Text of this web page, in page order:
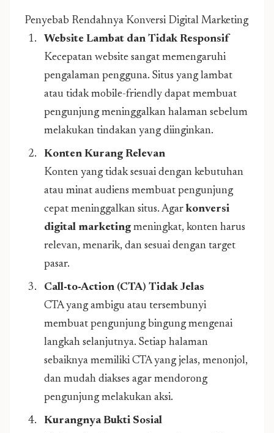
Penyebab Rendahnya Konversi Digital Marketing
Website Lambat dan Tidak Responsif
Kecepatan website sangat memengaruhi
pengalaman pengguna. Situs yang lambat
atau tidak mobile-friendly dapat membuat
pengunjung meninggalkan halaman sebelum
melakukan tindakan yang diinginkan.
Konten Kurang Relevan
Konten yang tidak sesuai dengan kebutuhan
atau minat audiens membuat pengunjung
cepat meninggalkan situs. Agar konversi
digital marketing meningkat, konten harus
relevan, menarik, dan sesuai dengan target
pasar.
Call-to-Action (CTA) Tidak Jelas
CTA yang ambigu atau tersembunyi
membuat pengunjung bingung mengenai
langkah selanjutnya. Setiap halaman
sebaiknya memiliki CTA yang jelas, menonjol,
dan mudah diakses agar mendorong
pengunjung melakukan aksi.
Kurangnya Bukti Sosial